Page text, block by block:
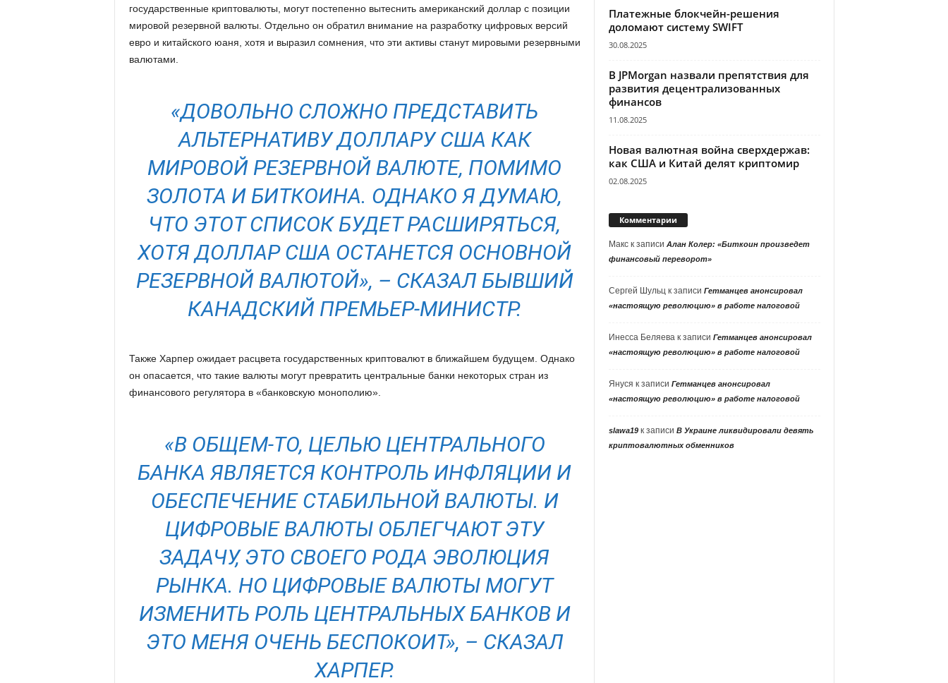
a
государственные криптовалюты, могут постепенно вытеснить американский доллар с позиции
мировой резервной валюты. Отдельно он обратил внимание на разработку цифровых версий
евро и китайского юаня, хотя и выразил сомнения, что эти активы станут мировыми резервными
валютами.
«ДОВОЛЬНО СЛОЖНО ПРЕДСТАВИТЬ
АЛЬТЕРНАТИВУ ДОЛЛАРУ США КАК
МИРОВОЙ РЕЗЕРВНОЙ ВАЛЮТЕ, ПОМИМО
ЗОЛОТА И БИТКОИНА. ОДНАКО Я ДУМАЮ,
ЧТО ЭТОТ СПИСОК БУДЕТ РАСШИРЯТЬСЯ,
ХОТЯ ДОЛЛАР США ОСТАНЕТСЯ ОСНОВНОЙ
РЕЗЕРВНОЙ ВАЛЮТОЙ», – СКАЗАЛ БЫВШИЙ
КАНАДСКИЙ ПРЕМЬЕР-МИНИСТР.
Также Харпер ожидает расцвета государственных криптовалют в ближайшем будущем. Однако
он опасается, что такие валюты могут превратить центральные банки некоторых стран из
финансового регулятора в «банковскую монополию».
«В ОБЩЕМ-ТО, ЦЕЛЬЮ ЦЕНТРАЛЬНОГО
БАНКА ЯВЛЯЕТСЯ КОНТРОЛЬ ИНФЛЯЦИИ И
ОБЕСПЕЧЕНИЕ СТАБИЛЬНОЙ ВАЛЮТЫ. И
ЦИФРОВЫЕ ВАЛЮТЫ ОБЛЕГЧАЮТ ЭТУ
ЗАДАЧУ, ЭТО СВОЕГО РОДА ЭВОЛЮЦИЯ
РЫНКА. НО ЦИФРОВЫЕ ВАЛЮТЫ МОГУТ
ИЗМЕНИТЬ РОЛЬ ЦЕНТРАЛЬНЫХ БАНКОВ И
ЭТО МЕНЯ ОЧЕНЬ БЕСПОКОИТ», – СКАЗАЛ
ХАРПЕР.
Платежные блокчейн-решения
доломают систему SWIFT
30.08.2025
В JPMorgan назвали препятствия для
развития децентрализованных
финансов
11.08.2025
Новая валютная война сверхдержав:
как США и Китай делят криптомир
02.08.2025
Комментарии
Макск записи Алан Колер: «Биткоин произведет
финансовый переворот»
Сергей Шульцк записи Гетманцев анонсировал
«настоящую революцию» в работе налоговой
Инесса Беляевак записи Гетманцев анонсировал
«настоящую революцию» в работе налоговой
Януся к записи Гетманцев анонсировал
«настоящую революцию» в работе налоговой
slawa19к записи В Украине ликвидировали девять
криптовалютных обменников